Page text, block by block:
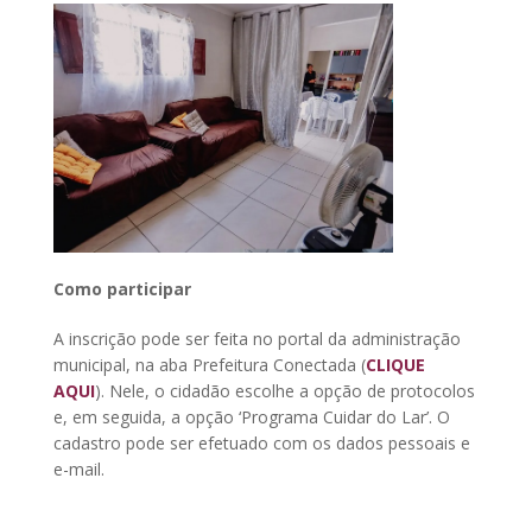
Como participar
A inscrição pode ser feita no portal da administração
municipal, na aba Prefeitura Conectada (CLIQUE
AQUI). Nele, o cidadão escolhe a opção de protocolos
e, em seguida, a opção ‘Programa Cuidar do Lar’. O
cadastro pode ser efetuado com os dados pessoais e
e-mail.